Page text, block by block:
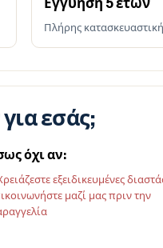
Εγγύηση 5 ετών
Πλήρης
εσάς;
όχι αν:
εξειδικευμένες
μαζί μας πριν την